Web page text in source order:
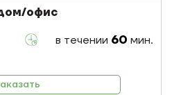
офис
в течении 60 мин.